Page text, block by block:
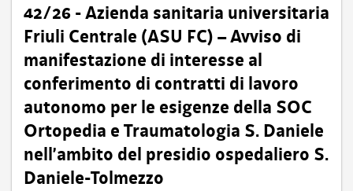
42/26 - Azienda sanitaria universitaria
Friuli Centrale (ASU FC) – Avviso di
manifestazione di interesse al
conferimento di contratti di lavoro
autonomo per le esigenze della SOC
Ortopedia e Traumatologia S. Daniele
nell’ambito del presidio ospedaliero S.
Daniele-Tolmezzo